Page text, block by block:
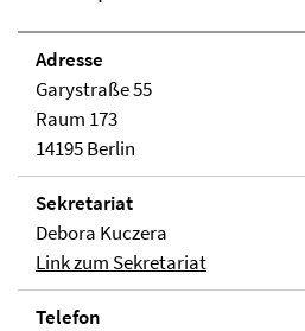
Adresse
Garystraße 55
Raum 173
14195 Berlin
Sekretariat
Debora Kuczera
Link zum Sekretariat
Telefon